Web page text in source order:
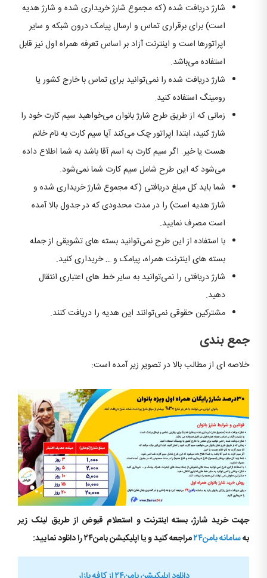
شارژ دریافت شده (که مجموع شارژ خریداری شده و شارژ هدیه
است) برای برقراری تماس و ارسال پیامک درون شبکه و سایر
اپراتورها است و اینترنت آزاد بر اساس تعرفه همراه اول نیز قابل
استفاده می‌باشد.
شارژ دریافت شده را نمی‌توانید برای تماس با خارج کشور یا
رومینگ استفاده کنید.
زمانی که از طریق طرح شارژ بانوان می‌خواهید سیم ‌کارت خود را
شارژ کنید، ابتدا اپراتور چک می‌کند آیا سیم کارت به نام خانم
هست یا خیر. اگر سیم کارت به اسم آقا باشد به شما اطلاع داده
می‌شود که این طرح شامل سیم کارت شما نمی‌شود.
شما باید کل مبلغ دریافتی (که مجموع شارژ خریداری شده و
شارژ هدیه است) را در مدت محدودی که در جدول بالا آمده
است مصرف نمایید.
با استفاده از این طرح نمی‌توانید بسته های تشویقی از جمله
بسته های اینترنت همراه، پیامک و … خریداری کنید.
شارژ دریافتی را نمی‌توانید به سایر خط های اعتباری انتقال
دهید.
مشترکین حقوقی نمی‌توانند این هدیه را دریافت کنند.
جمع بندی
خلاصه ای از مطالب بالا در تصویر زیر آمده است:
جهت خرید شارژ، بسته اینترنت و استعلام قبوض از طریق لینک زیر
بهسامانه بامن۲۴ مراجعه کنید و یا اپلیکیشن بامن۲۴ را دانلود نمایید: